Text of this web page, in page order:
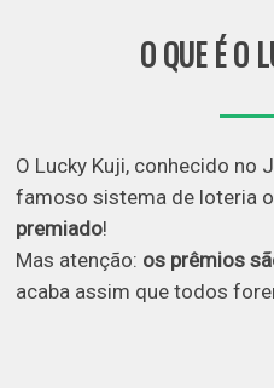
O QUE É O
O Lucky Kuji, conhecido no
famoso sistema de loteria
premiado!
Mas atenção: os prêmios
acaba assim que todos